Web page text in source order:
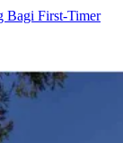
Bagi First-Timer